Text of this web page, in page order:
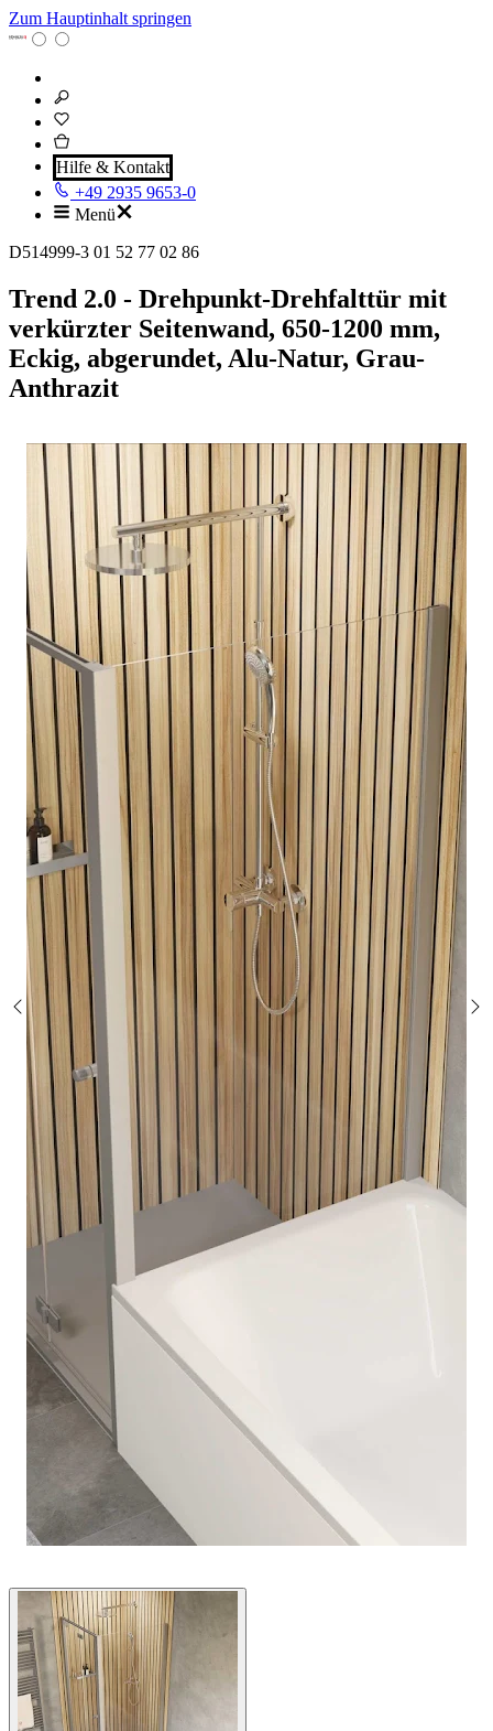
Zum Hauptinhalt springen
Hilfe & Kontakt
+49 2935 9653-0
Menü
D514999-3 01 52 77 02 86
Trend 2.0 - Drehpunkt-Drehfalttür mit
verkürzter Seitenwand, 650-1200 mm,
Eckig, abgerundet, Alu-Natur, Grau-
Anthrazit